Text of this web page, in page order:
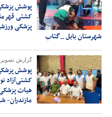
پوشش
کشتی
پزشکی
شهرستان بابل _گتاب
گزارش
پوشش
کشتی‌آزاد
هیات
مازندران-